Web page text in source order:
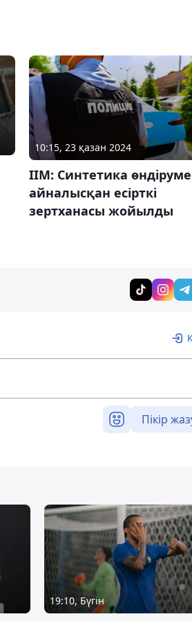
10:15, 23 қазан 2024
ІІМ: Синтетика
айналысқан есірткі
зертханасы жойылды
Пікір
19:10, Бүгін